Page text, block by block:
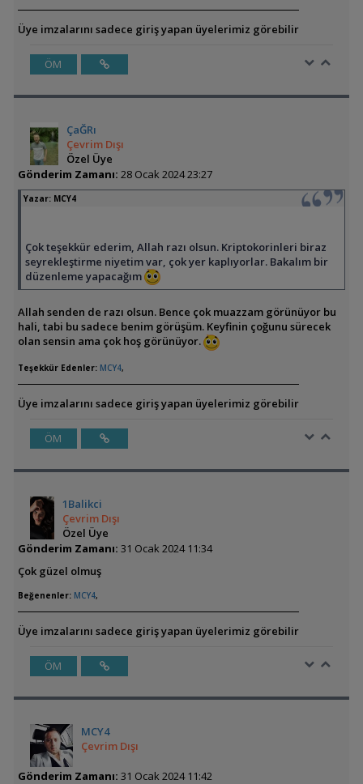
Üye imzalarını sadece giriş yapan üyelerimiz görebilir
ÖM
ÇaĞRı
Çevrim Dışı
Özel Üye
Gönderim Zamanı: 28 Ocak 2024 23:27
Yazar: MCY4
Çok teşekkür ederim, Allah razı olsun. Kriptokorinleri biraz
seyrekleştirme niyetim var, çok yer kaplıyorlar. Bakalım bir
düzenleme yapacağım
Allah senden de razı olsun. Bence çok muazzam görünüyor bu
hali, tabi bu sadece benim görüşüm. Keyfinin çoğunu sürecek
olan sensin ama çok hoş görünüyor.
Teşekkür Edenler: MCY4,
Üye imzalarını sadece giriş yapan üyelerimiz görebilir
ÖM
1Balikci
Çevrim Dışı
Özel Üye
Gönderim Zamanı: 31 Ocak 2024 11:34
Çok güzel olmuş
Beğenenler: MCY4,
Üye imzalarını sadece giriş yapan üyelerimiz görebilir
ÖM
MCY4
Çevrim Dışı
Gönderim Zamanı: 31 Ocak 2024 11:42